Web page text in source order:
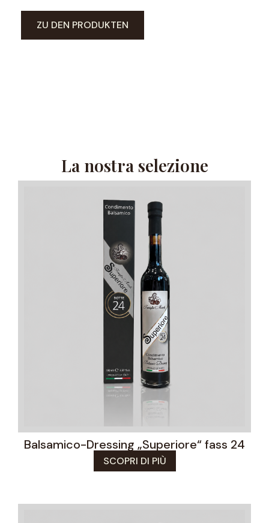
ZU DEN PRODUKTEN
La nostra selezione
Balsamico-Dressing „Superiore“ fass 24
SCOPRI DI PIÙ